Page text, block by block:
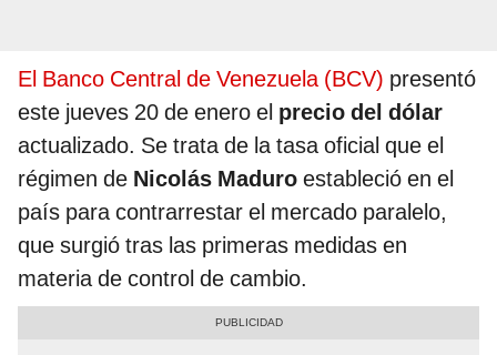
El Banco Central de Venezuela (BCV) presentó
este jueves 20 de enero el precio del dólar
actualizado. Se trata de la tasa oficial que el
régimen de Nicolás Maduro estableció en el
país para contrarrestar el mercado paralelo,
que surgió tras las primeras medidas en
materia de control de cambio.